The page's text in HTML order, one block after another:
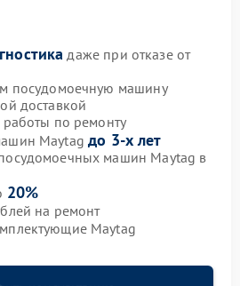
даже при отказе от
посудомоечную машину
доставкой
по ремонту
Maytagдо 3-х лет
машин Maytag в
20%
на ремонт
Maytag